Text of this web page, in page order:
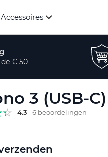
€ 50
3 (USB-C)
4.3 6 beoordelingen